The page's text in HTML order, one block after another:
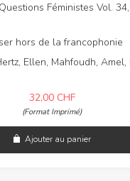
Féministes Vol.
hors de la francophonie
Ellen, Mahfoudh, Amel,
32,00 CHF
(Format Imprimé)
Ajouter au panier